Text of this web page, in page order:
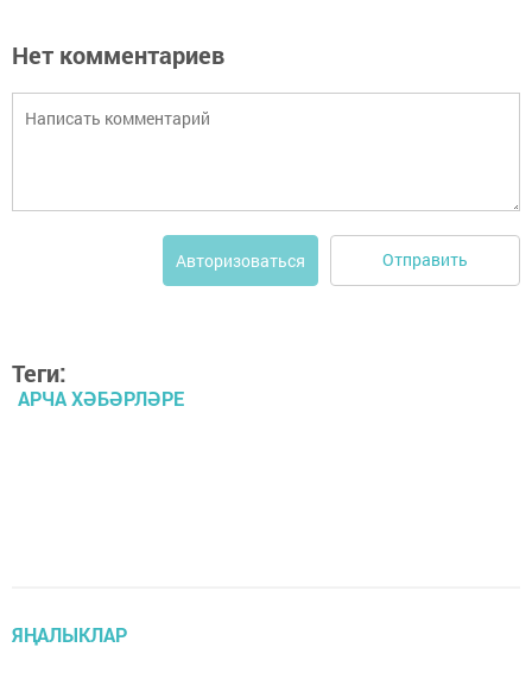
Нет комментариев
Авторизоваться Отправить
Теги:
АРЧА ХӘБӘРЛӘРЕ
ЯҢАЛЫКЛАР